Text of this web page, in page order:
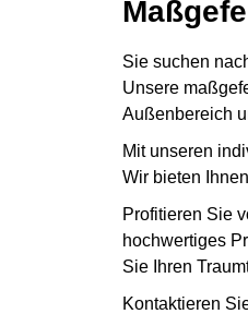
Sie suchen
Unsere
Außenbereich
Mit unseren
Wir bieten
Profitieren Sie
hochwertiges
Sie Ihren
Kontaktieren